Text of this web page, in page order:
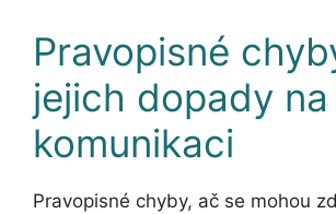
Pravopisné
jejich dopady na
komunikaci
Pravopisné chyby, ač se mohou